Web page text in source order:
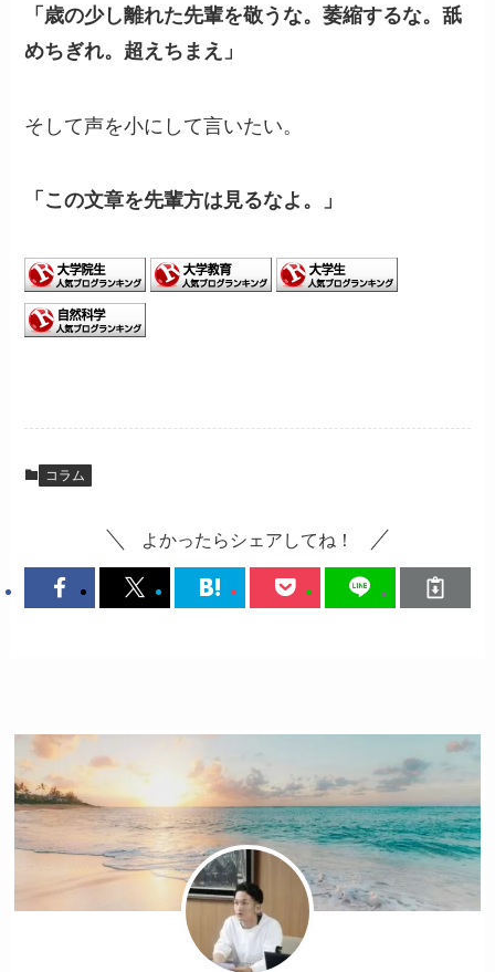
「歳の少し離れた先輩を敬うな。萎縮するな。舐
めちぎれ。 超えちまえ」
そして声を小にして言いたい。
「この文章を先輩方は見るなよ。」
コラム
よかったらシェアしてね！